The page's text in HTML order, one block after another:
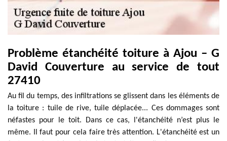
Problème étanchéité toiture à Ajou – G
David Couverture au service de tout
27410
Au fil du temps, des infiltrations se glissent dans les éléments de
la toiture : tuile de rive, tuile déplacée... Ces dommages sont
néfastes pour le toit. Dans ce cas, l'étanchéité n’est plus le
même. Il faut pour cela faire très attention. L'étanchéité est un